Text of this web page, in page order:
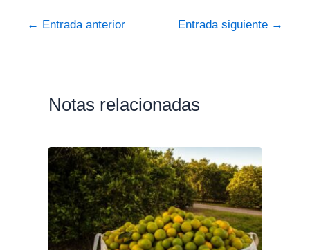
← Entrada anterior Entrada siguiente →
Notas relacionadas